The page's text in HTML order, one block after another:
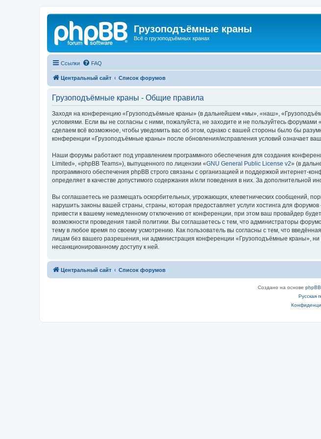
Грузоподъёмные краны
Всё о грузоподъёмных кранах
Ссылки FAQ
Центральный сайт Список форумов
Грузоподъёмные краны - Общие правила
Заходя на конференцию «Грузоподъёмные краны» (в дальнейшем «мы», «наш»,
условиями. Если вы не согласны с ними, пожалуйста, не заходите и не пользуйтесь
сделаем всё возможное, чтобы уведомить вас об этом, однако с вашей стороны было бы
конференции «Грузоподъёмные краны» после обновления/исправления условий означает
Наши форумы работают под управлением программного обеспечения для создания
Limited», «phpBB Teams»), выпущенного по лицензии «GNU General Public License v2» (в
программного обеспечения phpBB строго связаны с организацией и поддержкой интернет-
определяет в качестве допустимого содержания и/или поведения в них. За дополнительной
Вы соглашаетесь не размещать оскорбительных, угрожающих, клеветнических сообщений,
нарушить законы вашей страны, страны, которая предоставляет услуги хостинга для
привести к вашему немедленному отключению от конференции, при этом ваш провайдер
возможности проведения такой политики. Вы соглашаетесь с тем, что администраторы
тему в любое время по своему усмотрению. Как пользователь вы согласны с тем, что
лицам без вашего разрешения, ни администрация конференции «Грузоподъёмные краны», ни
несанкционированному доступу к ней.
Центральный сайт Список форумов
Создано на основе phpBB
Русская